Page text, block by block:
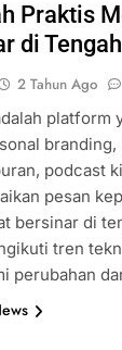
Praktis
di
2 Tahun Ago
platform
podcast
pesan
bersinar di
tren
perubahan